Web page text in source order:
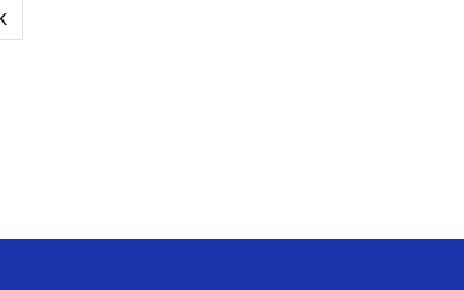
Beitrag: Der Dalai Lama und die